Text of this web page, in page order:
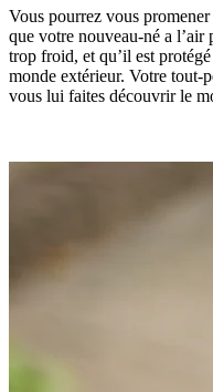
Vous pourrez vous
que votre nouveau-né a l’air
trop froid, et qu’il est
monde extérieur. Votre tout-
vous lui faites découvrir le